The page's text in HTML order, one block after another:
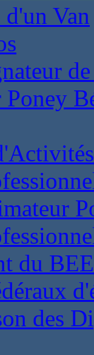
Van
du
des